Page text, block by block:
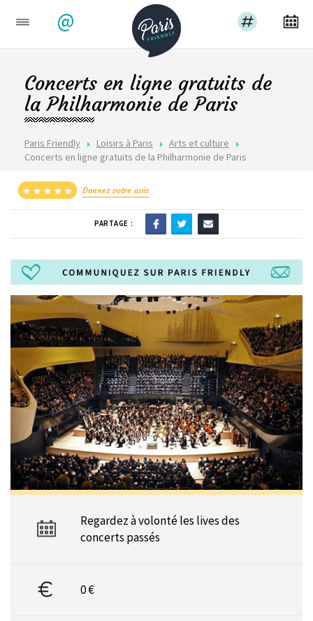
@
Paris Friendly Loisirs à Paris
Arts et culture
Concerts en ligne gratuits de la Philharmonie de Paris
Concerts en ligne gratuits de
la Philharmonie de Paris
Donnez votre avis
PARTAGE :
Regardez à volonté les lives des
concerts passés
0 €